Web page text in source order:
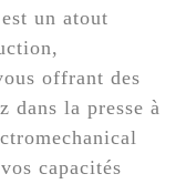
un atout
offrant des
dans la presse à
capacités